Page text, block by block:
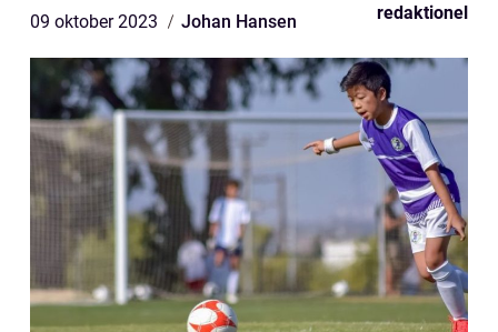
09 oktober 2023 Johan Hansen redaktionel